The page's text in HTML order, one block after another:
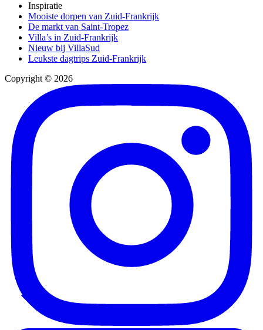
Inspiratie
Mooiste dorpen van Zuid-Frankrijk
De markt van Saint-Tropez
Villa’s in Zuid-Frankrijk
Nieuw bij VillaSud
Leukste dagtrips Zuid-Frankrijk
Copyright © 2026